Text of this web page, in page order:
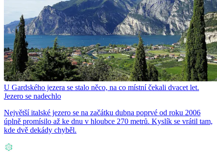
U Gardského jezera se stalo něco, na co místní čekali dvacet let.
Jezero se nadechlo
Největší italské jezero se na začátku dubna poprvé od roku 2006
úplně promísilo až ke dnu v hloubce 270 metrů. Kyslík se vrátil tam,
kde dvě dekády chyběl.